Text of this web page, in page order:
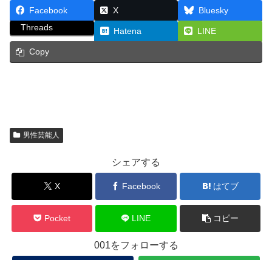
Facebook X
Bluesky
Threads
Hatena LINE
Copy
男性芸能人
シェアする
X Facebook はてブ
Pocket LINE コピー
001をフォローする